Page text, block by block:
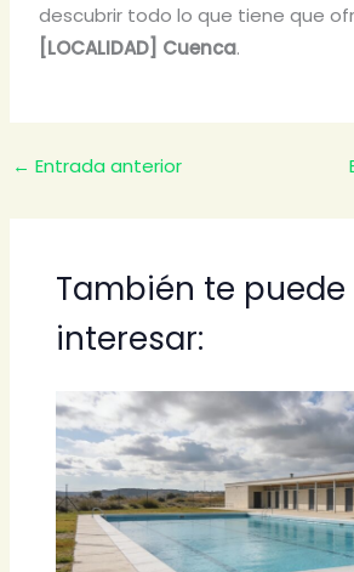
descubrir todo lo que tiene que
[LOCALIDAD] Cuenca.
← Entrada anterior
También te puede
interesar: